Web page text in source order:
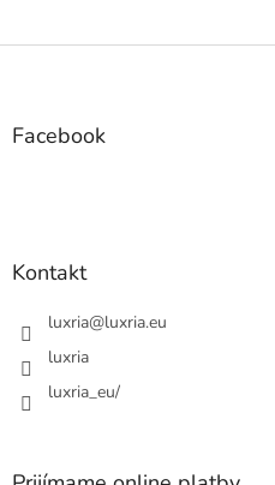
Z
Facebook
Kontakt
luxria@luxria.eu
luxria
luxria_eu/